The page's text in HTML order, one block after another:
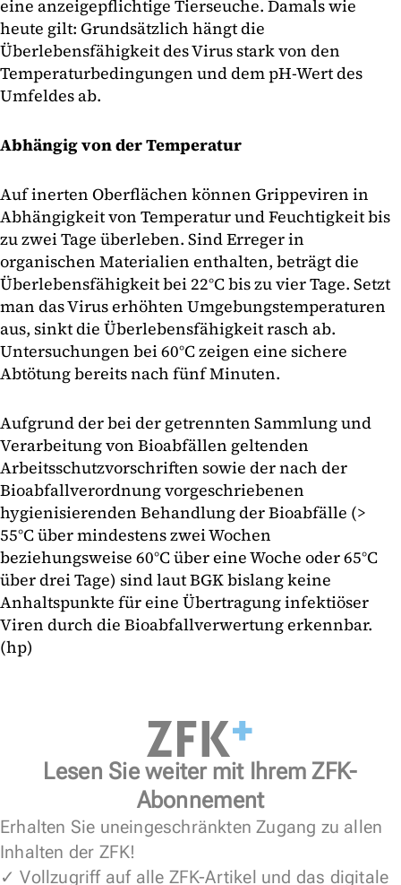
eine anzeigepflichtige Tierseuche. Damals wie
heute gilt: Grundsätzlich hängt die
Überlebensfähigkeit des Virus stark von den
Temperaturbedingungen und dem pH-Wert des
Umfeldes ab.
Abhängig von der Temperatur
Auf inerten Oberflächen können Grippeviren in
Abhängigkeit von Temperatur und Feuchtigkeit bis
zu zwei Tage überleben. Sind Erreger in
organischen Materialien enthalten, beträgt die
Überlebensfähigkeit bei 22°C bis zu vier Tage. Setzt
man das Virus erhöhten Umgebungstemperaturen
aus, sinkt die Überlebensfähigkeit rasch ab.
Untersuchungen bei 60°C zeigen eine sichere
Abtötung bereits nach fünf Minuten.
Aufgrund der bei der getrennten Sammlung und
Verarbeitung von Bioabfällen geltenden
Arbeitsschutzvorschriften sowie der nach der
Bioabfallverordnung vorgeschriebenen
hygienisierenden Behandlung der Bioabfälle (>
55°C über mindestens zwei Wochen
beziehungsweise 60°C über eine Woche oder 65°C
über drei Tage) sind laut BGK bislang keine
Anhaltspunkte für eine Übertragung infektiöser
Viren durch die Bioabfallverwertung erkennbar.
(hp)
Lesen Sie weiter mit Ihrem ZFK-
Abonnement
Erhalten Sie uneingeschränkten Zugang zu allen
Inhalten der ZFK!
✓ Vollzugriff auf alle ZFK-Artikel und das digitale